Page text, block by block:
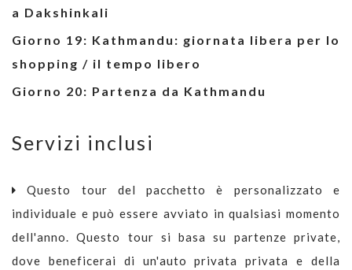
a Dakshinkali
Giorno 19: Kathmandu: giornata libera per lo
shopping / il tempo libero
Giorno 20: Partenza da Kathmandu
Servizi inclusi
Questo tour del pacchetto è personalizzato e
individuale e può essere avviato in qualsiasi momento
dell'anno. Questo tour si basa su partenze private,
dove beneficerai di un'auto privata privata e della